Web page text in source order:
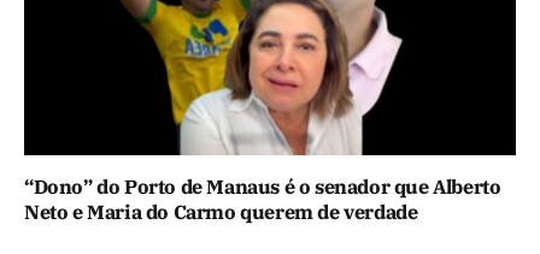
“Dono” do Porto de Manaus é o senador que Alberto
Neto e Maria do Carmo querem de verdade